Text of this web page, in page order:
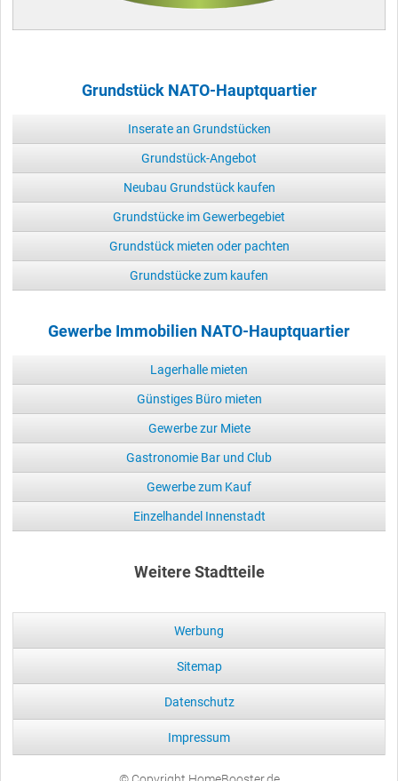
Grundstück NATO-Hauptquartier
Inserate an Grundstücken
Grundstück-Angebot
Neubau Grundstück kaufen
Grundstücke im Gewerbegebiet
Grundstück mieten oder pachten
Grundstücke zum kaufen
Gewerbe Immobilien NATO-Hauptquartier
Lagerhalle mieten
Günstiges Büro mieten
Gewerbe zur Miete
Gastronomie Bar und Club
Gewerbe zum Kauf
Einzelhandel Innenstadt
Weitere Stadtteile
Werbung
Sitemap
Datenschutz
Impressum